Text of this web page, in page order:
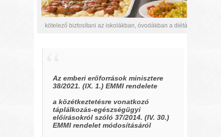
kötelező biztosítani az iskolákban, óvodákban a diétás étel
Az emberi erőforrások minisztere
38/2021. (IX. 1.) EMMI rendelete
a közétkeztetésre vonatkozó
táplálkozás-egészségügyi
előírásokról szóló 37/2014. (IV. 30.)
EMMI rendelet módosításáról